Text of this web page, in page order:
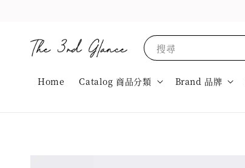
搜尋
Home Catalog 商品分類 Brand 品牌